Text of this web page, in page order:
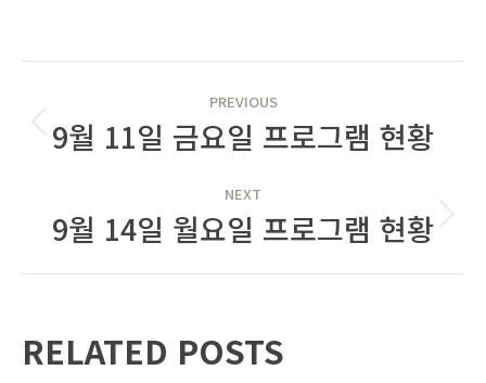
NAVIGATION
PREVIOUS
Previous
9월 11일 금요일 프로그램 현황
NEXT
Next
9월 14일 월요일 프로그램 현황
RELATED POSTS